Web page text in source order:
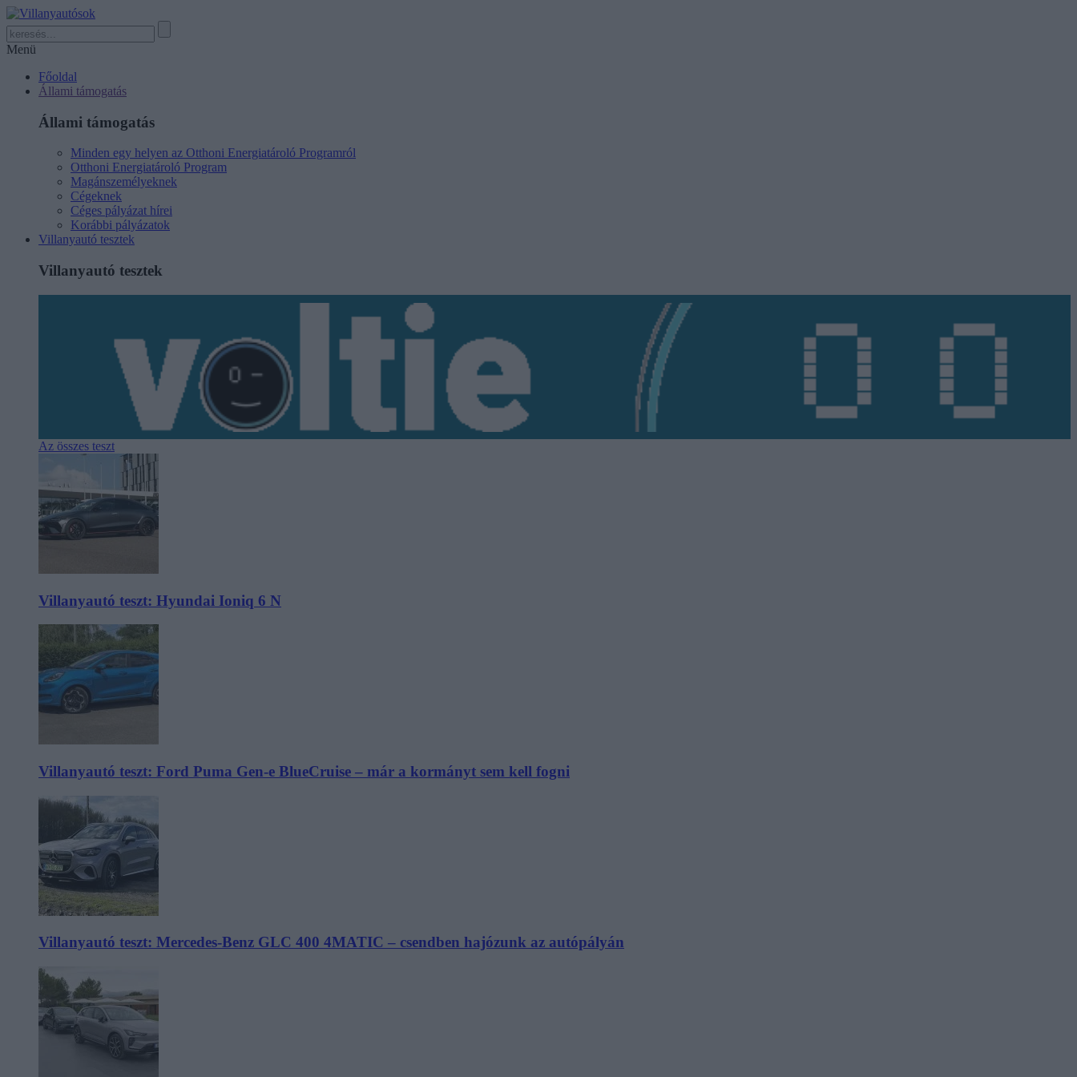
Menü
Főoldal
Állami támogatás
Állami támogatás
Minden egy helyen az Otthoni Energiatároló Programról
Otthoni Energiatároló Program
Magánszemélyeknek
Cégeknek
Céges pályázat hírei
Korábbi pályázatok
Villanyautó tesztek
Villanyautó tesztek
Az összes teszt
Villanyautó teszt: Hyundai Ioniq 6 N
Villanyautó teszt: Ford Puma Gen-e BlueCruise – már a kormányt sem kell fogni
Villanyautó teszt: Mercedes-Benz GLC 400 4MATIC – csendben hajózunk az autópályán